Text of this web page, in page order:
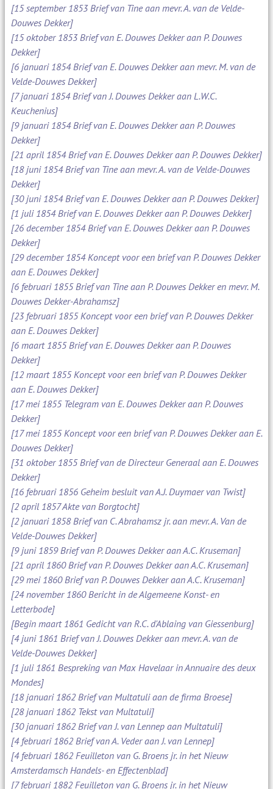
[15 september 1853 Brief van Tine aan mevr. A. van de Velde-
Douwes Dekker]
[15 oktober 1853 Brief van E. Douwes Dekker aan P. Douwes
Dekker]
[6 januari 1854 Brief van E. Douwes Dekker aan mevr. M. van de
Velde-Douwes Dekker]
[7 januari 1854 Brief van J. Douwes Dekker aan L.W.C.
Keuchenius]
[9 januari 1854 Brief van E. Douwes Dekker aan P. Douwes
Dekker]
[21 april 1854 Brief van E. Douwes Dekker aan P. Douwes Dekker]
[18 juni 1854 Brief van Tine aan mevr. A. van de Velde-Douwes
Dekker]
[30 juni 1854 Brief van E. Douwes Dekker aan P. Douwes Dekker]
[1 juli 1854 Brief van E. Douwes Dekker aan P. Douwes Dekker]
[26 december 1854 Brief van E. Douwes Dekker aan P. Douwes
Dekker]
[29 december 1854 Koncept voor een brief van P. Douwes Dekker
aan E. Douwes Dekker]
[6 februari 1855 Brief van Tine aan P. Douwes Dekker en mevr. M.
Douwes Dekker-Abrahamsz]
[23 februari 1855 Koncept voor een brief van P. Douwes Dekker
aan E. Douwes Dekker]
[6 maart 1855 Brief van E. Douwes Dekker aan P. Douwes
Dekker]
[12 maart 1855 Koncept voor een brief van P. Douwes Dekker
aan E. Douwes Dekker]
[17 mei 1855 Telegram van E. Douwes Dekker aan P. Douwes
Dekker]
[17 mei 1855 Koncept voor een brief van P. Douwes Dekker aan E.
Douwes Dekker]
[31 oktober 1855 Brief van de Directeur Generaal aan E. Douwes
Dekker]
[16 februari 1856 Geheim besluit van A.J. Duymaer van Twist]
[2 april 1857 Akte van Borgtocht]
[2 januari 1858 Brief van C. Abrahamsz jr. aan mevr. A. Van de
Velde-Douwes Dekker]
[9 juni 1859 Brief van P. Douwes Dekker aan A.C. Kruseman]
[21 april 1860 Brief van P. Douwes Dekker aan A.C. Kruseman]
[29 mei 1860 Brief van P. Douwes Dekker aan A.C. Kruseman]
[24 november 1860 Bericht in de Algemeene Konst- en
Letterbode]
[Begin maart 1861 Gedicht van R.C. d'Ablaing van Giessenburg]
[4 juni 1861 Brief van J. Douwes Dekker aan mevr. A. van de
Velde-Douwes Dekker]
[1 juli 1861 Bespreking van Max Havelaar in Annuaire des deux
Mondes]
[18 januari 1862 Brief van Multatuli aan de firma Broese]
[28 januari 1862 Tekst van Multatuli]
[30 januari 1862 Brief van J. van Lennep aan Multatuli]
[4 februari 1862 Brief van A. Veder aan J. van Lennep]
[4 februari 1862 Feuilleton van G. Broens jr. in het Nieuw
Amsterdamsch Handels- en Effectenblad]
[7 februari 1882 Feuilleton van G. Broens jr. in het Nieuw